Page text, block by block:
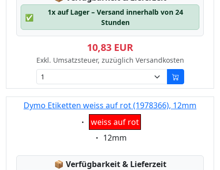
✅
1x auf Lager – Versand innerhalb von 24
Stunden
10,83 EUR
Exkl. Umsatzsteuer, zuzüglich Versandkosten
Dymo Etiketten weiss auf rot (1978366), 12mm
Eigenschaft:
weiss auf rot
Eigenschaft:
12mm
📦 Lagerstatus:
Verfügbarkeit & Lieferzeit